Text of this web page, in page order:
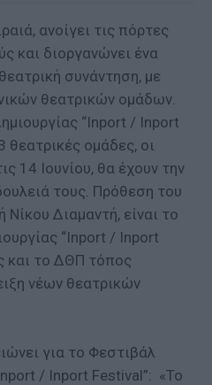
ανοίγει τις πόρτες
και διοργανώνει ένα
συνάντηση, με
θεατρικών ομάδων.
“Inport / Inport
θεατρικές ομάδες, οι
14 Ιουνίου, θα έχουν την
τους. Πρόθεση του
Νίκου Διαμαντή, είναι το
“Inport / Inport
και το ΔΘΠ τόπος
νέων θεατρικών
για το Φεστιβάλ
/ Inport Festival”: «Το